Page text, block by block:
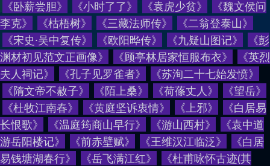
《卧薪尝胆》 《小时了了》 《袁虎少贫》 《魏文侯问
李克》 《枯梧树》 《三藏法师传》 《二翁登泰山》
《宋史·吴中复传》 《欧阳晔传》 《九疑山图记》 《彭
渊材初见范文正画像》 《顾亭林居家恒服布衣》 《英烈
夫人祠记》 《孔子见罗雀者》 《苏洵二十七始发愤》
《隋文帝不赦子》 《陌上桑》 《荷蓧丈人》 《望岳》
《杜牧江南春》 《黄庭坚诉衷情》 《上邪》 《白居易
长恨歌》 《温庭筠商山早行》 《游山西村》 《袁中道
游岳阳楼记》 《前赤壁赋》 《王维汉江临泛》 《白居
易钱塘湖春行》 《岳飞满江红》 《杜甫咏怀古迹(其